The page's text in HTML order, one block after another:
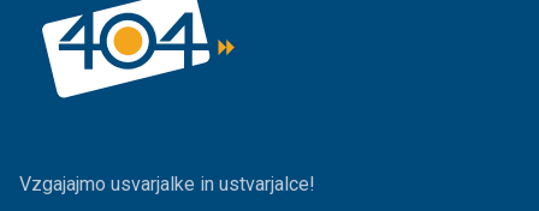
Vzgajajmo usvarjalke in ustvarjalce!